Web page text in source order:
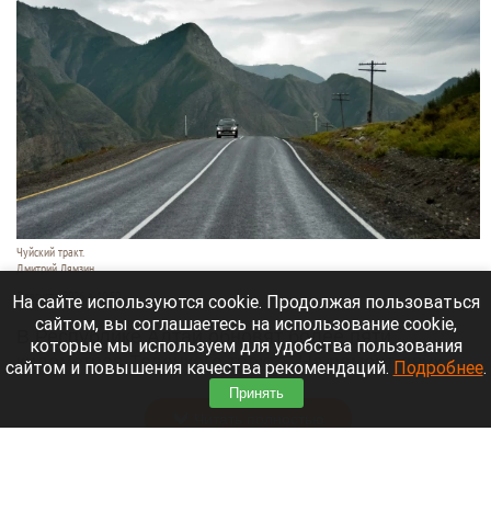
Чуйский тракт.
Дмитрий Лямзин
7 августа 2026 в 10:50
В Республике Алтай обновят более пяти
километров Телецкого тракта. На ремонт двух
участков выделят до 164,7 млн рублей.
На сайте используются cookie. Продолжая пользоваться
сайтом, вы соглашаетесь на использование cookie,
которые мы используем для удобства пользования
сайтом и повышения качества рекомендаций. Подробнее.
Принять